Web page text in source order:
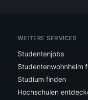
WEITERE SERVICES
Studentenjobs
Studentenwohnheim
Studium finden
Hochschulen